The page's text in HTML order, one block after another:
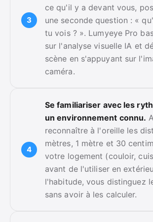
ce qu'il y a devant vous,
une seconde question : «
tu vois ? ». Lumyeye Pro
sur l'analyse visuelle IA et
scène en s'appuyant sur
caméra.
Se familiariser avec les
un environnement connu.
reconnaître à l'oreille les
mètres, 1 mètre et 30
votre logement (couloir,
avant de l'utiliser en
l'habitude, vous distinguez
sans avoir à les calculer.